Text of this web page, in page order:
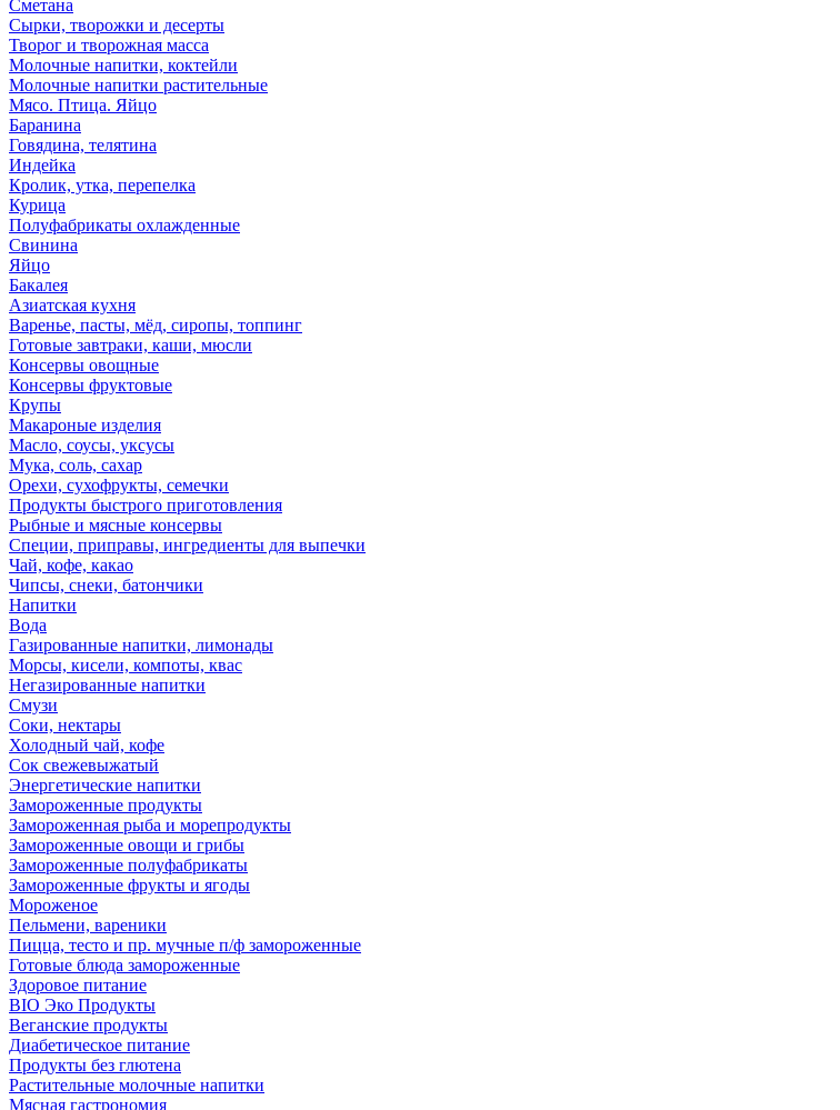
Сметана
Сырки, творожки и десерты
Творог и творожная масса
Молочные напитки, коктейли
Молочные напитки растительные
Мясо. Птица. Яйцо
Баранина
Говядина, телятина
Индейка
Кролик, утка, перепелка
Курица
Полуфабрикаты охлажденные
Свинина
Яйцо
Бакалея
Азиатская кухня
Варенье, пасты, мёд, сиропы, топпинг
Готовые завтраки, каши, мюсли
Консервы овощные
Консервы фруктовые
Крупы
Макароные изделия
Масло, соусы, уксусы
Мука, соль, сахар
Орехи, сухофрукты, семечки
Продукты быстрого приготовления
Рыбные и мясные консервы
Специи, приправы, ингредиенты для выпечки
Чай, кофе, какао
Чипсы, снеки, батончики
Напитки
Вода
Газированные напитки, лимонады
Морсы, кисели, компоты, квас
Негазированные напитки
Смузи
Соки, нектары
Холодный чай, кофе
Сок свежевыжатый
Энергетические напитки
Замороженные продукты
Замороженная рыба и морепродукты
Замороженные овощи и грибы
Замороженные полуфабрикаты
Замороженные фрукты и ягоды
Мороженое
Пельмени, вареники
Пицца, тесто и пр. мучные п/ф замороженные
Готовые блюда замороженные
Здоровое питание
BIO Эко Продукты
Веганские продукты
Диабетическое питание
Продукты без глютена
Растительные молочные напитки
Мясная гастрономия